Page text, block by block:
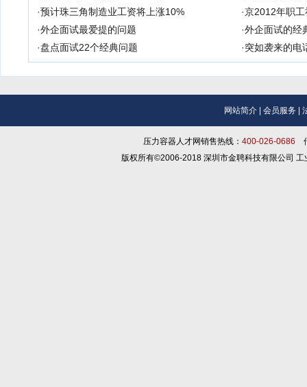
·预计珠三角制造业工资将上涨10% ·京2012年职
·外企面试最爱提的问题 ·外企面试的经
·盘点面试22个经典问题 ·突如袭来的电
网站简介 会员服务
压力容器人才网销售热线： 400-026-0686
版权所有©2006-2018 深圳市金聘科技有限公司